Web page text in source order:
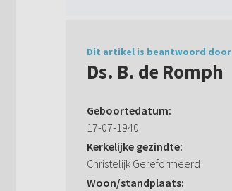
Dit artikel is beantwoord door
Ds. B. de Romph
Geboortedatum:
17-07-1940
Kerkelijke gezindte:
Christelijk Gereformeerd
Woon/standplaats: